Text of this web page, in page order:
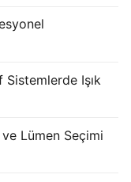
Sistemlerde Işık
ve Lümen Seçimi